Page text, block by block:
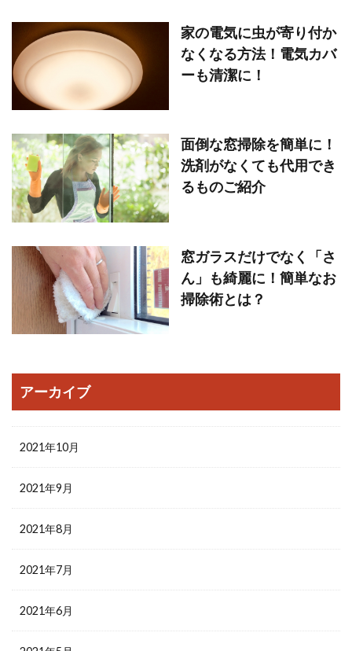
家の電気に虫が寄り付か
なくなる方法！電気カバ
ーも清潔に！
面倒な窓掃除を簡単に！
洗剤がなくても代用でき
るものご紹介
窓ガラスだけでなく「さ
ん」も綺麗に！簡単なお
掃除術とは？
アーカイブ
2021年10月
2021年9月
2021年8月
2021年7月
2021年6月